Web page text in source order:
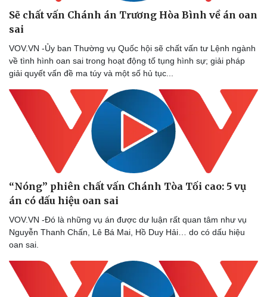
Sẽ chất vấn Chánh án Trương Hòa Bình về án oan
sai
VOV.VN -Ủy ban Thường vụ Quốc hội sẽ chất vấn tư Lệnh ngành
về tình hình oan sai trong hoạt động tố tụng hình sự; giải pháp
giải quyết vấn đề ma túy và một số hủ tục...
“Nóng” phiên chất vấn Chánh Tòa Tối cao: 5 vụ
án có dấu hiệu oan sai
VOV.VN -Đó là những vụ án được dư luận rất quan tâm như vụ
Nguyễn Thanh Chấn, Lê Bá Mai, Hồ Duy Hải… do có dấu hiệu
oan sai.